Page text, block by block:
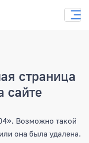
страница
сайте
Возможно такой
она была удалена.